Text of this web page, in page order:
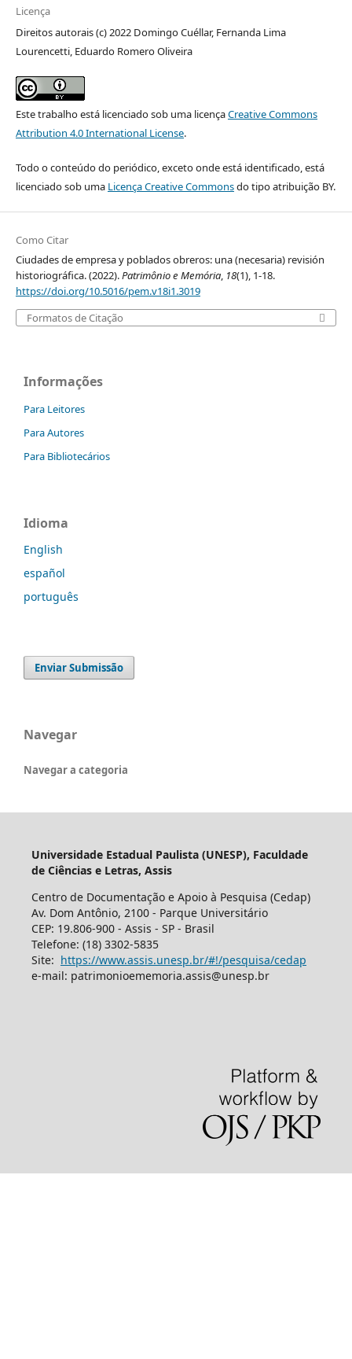
Licença
Direitos autorais (c) 2022 Domingo Cuéllar, Fernanda Lima
Lourencetti, Eduardo Romero Oliveira
Este trabalho está licenciado sob uma licençaCreative Commons
Attribution 4.0 International License.
Todo o conteúdo do periódico, exceto onde está identificado, está
licenciado sob uma Licença Creative Commonsdo tipo atribuição BY.
Como Citar
Ciudades de empresa y poblados obreros: una (necesaria) revisión
historiográfica. (2022).Patrimônio e Memória, 18(1), 1-18.
https://doi.org/10.5016/pem.v18i1.3019
Formatos de Citação
Informações
Para Leitores
Para Autores
Para Bibliotecários
Idioma
English
español
português
Enviar Submissão
Navegar
Navegar a categoria
Universidade Estadual Paulista (UNESP), Faculdade
de Ciências e Letras, Assis
Centro de Documentação e Apoio à Pesquisa (Cedap)
Av. Dom Antônio, 2100 - Parque Universitário
CEP: 19.806-900 - Assis - SP - Brasil
Telefone: (18) 3302-5835
Site: https://www.assis.unesp.br/#!/pesquisa/cedap
e-mail: patrimonioememoria.assis@unesp.br